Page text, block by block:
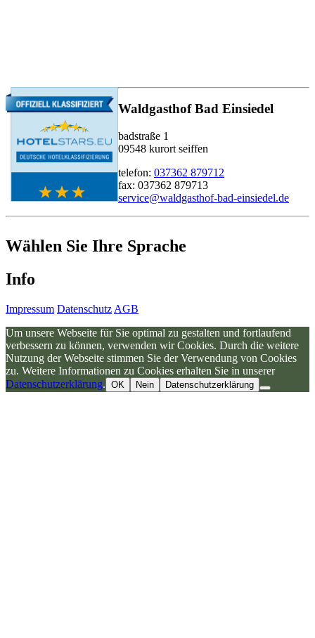
Waldgasthof Bad Einsiedel
badstraße 1
09548 kurort seiffen
telefon: 037362 879712
fax: 037362 879713
service@waldgasthof-bad-einsiedel.de
Wählen Sie Ihre Sprache
Info
Impressum Datenschutz AGB
Um unsere Webseite für Sie optimal zu gestalten und fortlaufend
verbessern zu können, verwenden wir Cookies. Durch die weitere
Nutzung der Webseite stimmen Sie der Verwendung von Cookies
zu. Weitere Informationen zu Cookies erhalten Sie in unserer
Datenschutzerklärung. OK Nein Datenschutzerklärung